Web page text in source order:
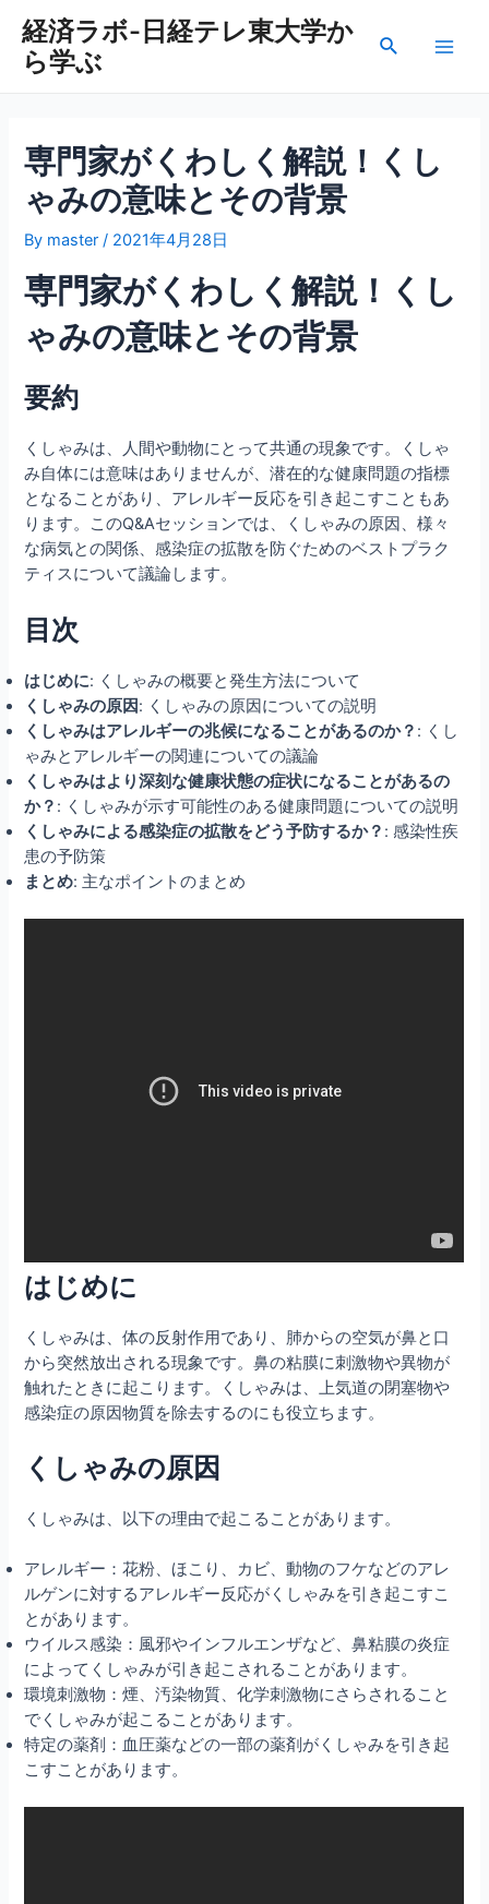
経済ラボ-日経テレ東大学か
ら学ぶ
検
専門家がくわしく解説！くし
ゃみの意味とその背景
By master / 2021年4月28日
専門家がくわしく解説！くし
ゃみの意味とその背景
要約
くしゃみは、人間や動物にとって共通の現象です。くしゃ
み自体には意味はありませんが、潜在的な健康問題の指標
となることがあり、アレルギー反応を引き起こすこともあ
ります。このQ&Aセッションでは、くしゃみの原因、様々
な病気との関係、感染症の拡散を防ぐためのベストプラク
ティスについて議論します。
目次
はじめに: くしゃみの概要と発生方法について
くしゃみの原因: くしゃみの原因についての説明
くしゃみはアレルギーの兆候になることがあるのか？ : くし
ゃみとアレルギーの関連についての議論
くしゃみはより深刻な健康状態の症状になることがあるの
か？ : くしゃみが示す可能性のある健康問題についての説明
くしゃみによる感染症の拡散をどう予防するか？ : 感染性疾
患の予防策
まとめ: 主なポイントのまとめ
はじめに
くしゃみは、体の反射作用であり、肺からの空気が鼻と口
から突然放出される現象です。鼻の粘膜に刺激物や異物が
触れたときに起こります。くしゃみは、上気道の閉塞物や
感染症の原因物質を除去するのにも役立ちます。
くしゃみの原因
くしゃみは、以下の理由で起こることがあります。
アレルギー：花粉、ほこり、カビ、動物のフケなどのアレ
ルゲンに対するアレルギー反応がくしゃみを引き起こすこ
とがあります。
ウイルス感染：風邪やインフルエンザなど、鼻粘膜の炎症
によってくしゃみが引き起こされることがあります。
環境刺激物：煙、汚染物質、化学刺激物にさらされること
でくしゃみが起こることがあります。
特定の薬剤：血圧薬などの一部の薬剤がくしゃみを引き起
こすことがあります。